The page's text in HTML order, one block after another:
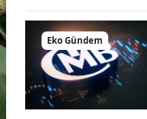
Eko Gündem